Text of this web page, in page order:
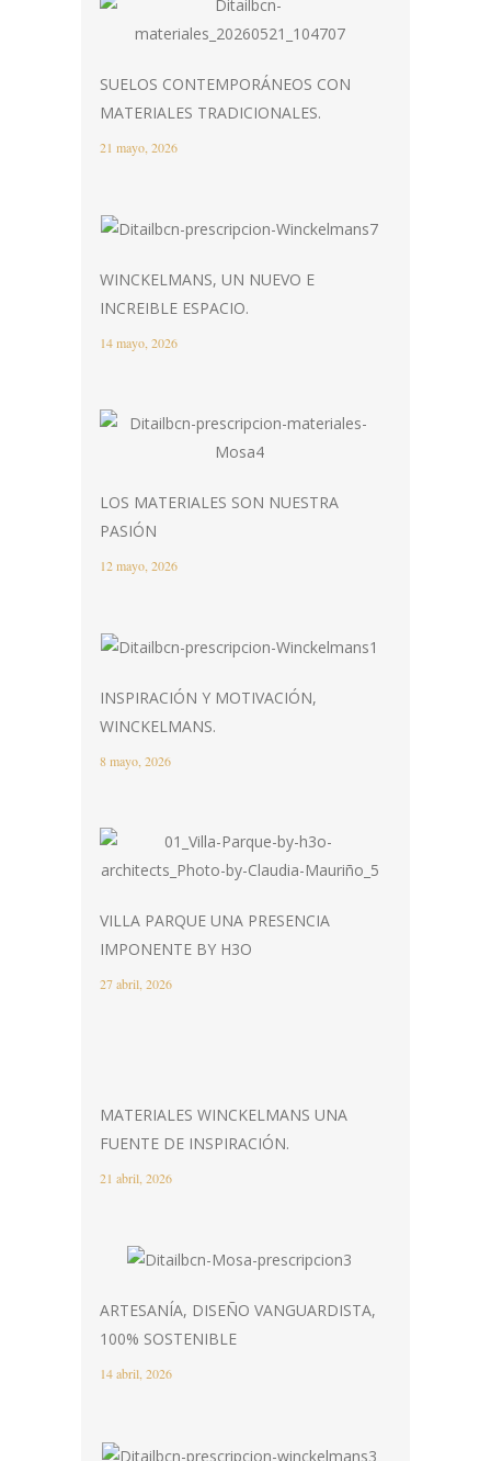
SUELOS CONTEMPORÁNEOS CON
MATERIALES TRADICIONALES.
21 mayo, 2026
WINCKELMANS, UN NUEVO E
INCREIBLE ESPACIO.
14 mayo, 2026
LOS MATERIALES SON NUESTRA
PASIÓN
12 mayo, 2026
INSPIRACIÓN Y MOTIVACIÓN,
WINCKELMANS.
8 mayo, 2026
VILLA PARQUE UNA PRESENCIA
IMPONENTE BY H3O
27 abril, 2026
MATERIALES WINCKELMANS UNA
FUENTE DE INSPIRACIÓN.
21 abril, 2026
ARTESANÍA, DISEÑO VANGUARDISTA,
100% SOSTENIBLE
14 abril, 2026